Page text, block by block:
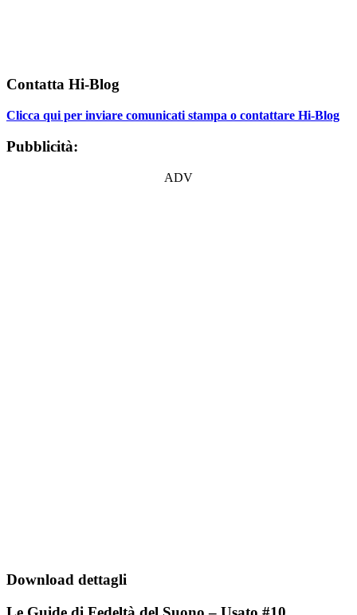
Contatta Hi-Blog
Clicca qui per inviare comunicati stampa o contattare Hi-Blog
Pubblicità:
ADV
Download dettagli